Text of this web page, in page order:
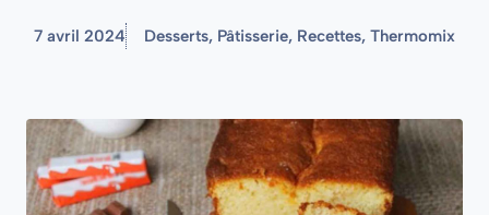
7 avril 2024 Desserts, Pâtisserie, Recettes, Thermomix